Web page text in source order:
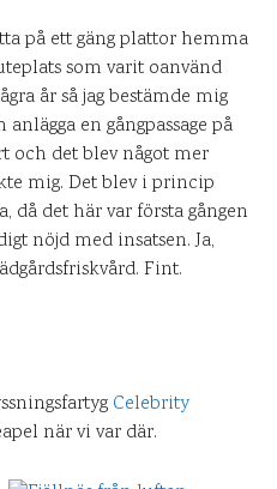
på ett gäng plattor hemma
som varit oanvänd
år så jag bestämde mig
en gångpassage på
och det blev något mer
mig. Det blev i princip
då det här var första gången
nöjd med insatsen. Ja,
Fint.
Celebrity
när vi var där.